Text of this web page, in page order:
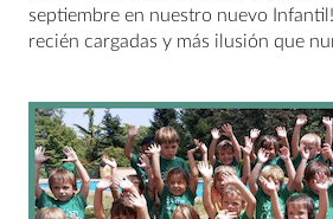
septiembre en nuestro nuevo
recién cargadas y más ilusión que